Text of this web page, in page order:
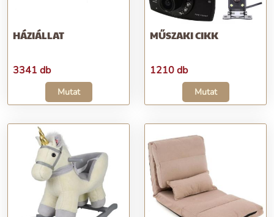
HÁZIÁLLAT
3341 db
Mutat
MŰSZAKI CIKK
1210 db
Mutat